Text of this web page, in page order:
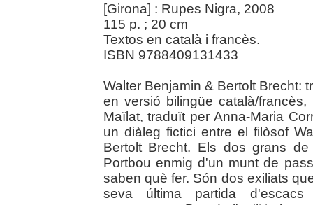
[Girona] : Rupes Nigra, 2008
115 p. ; 20 cm
Textos en català i francès.
ISBN 9788409131433
Walter Benjamin & Bertolt Brecht:
en versió bilingüe català/
Maïlat, traduït per Anna-Maria
un diàleg fictici entre el filòsof
Bertolt Brecht. Els dos grans
Portbou enmig d'un munt de
saben què fer. Són dos exiliats
seva última partida